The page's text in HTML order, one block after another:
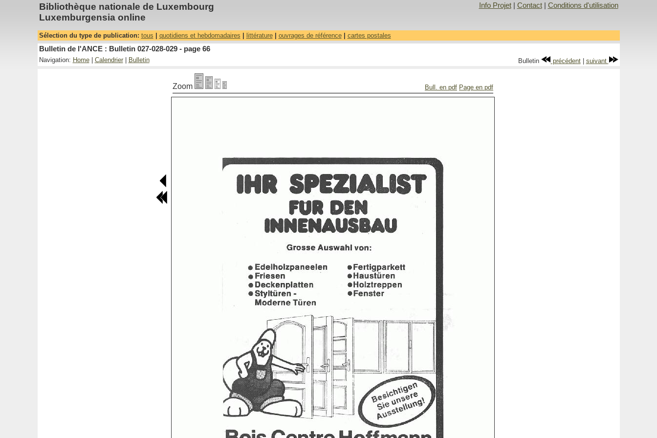
Bibliothèque nationale de Luxembourg
Luxemburgensia online
Info Projet| Contact| Conditions d'utilisation
Sélection du type de publication: tous quotidiens et hebdomadaires littérature| ouvrages de référence| cartes postales
Bulletin de l'ANCE : Bulletin 027-028-029 - page 66
Navigation: Home| Calendrier| Bulletin Bulletin précédent| suivant
Zoom Bull. en pdf Page en pdf